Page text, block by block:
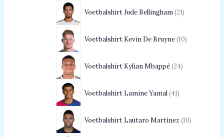
Voetbalshirt Jude Bellingham 21
Voetbalshirt Kevin De Bruyne 10
Voetbalshirt Kylian Mbappé 24
Voetbalshirt Lamine Yamal 41
Voetbalshirt Lautaro Martínez 10